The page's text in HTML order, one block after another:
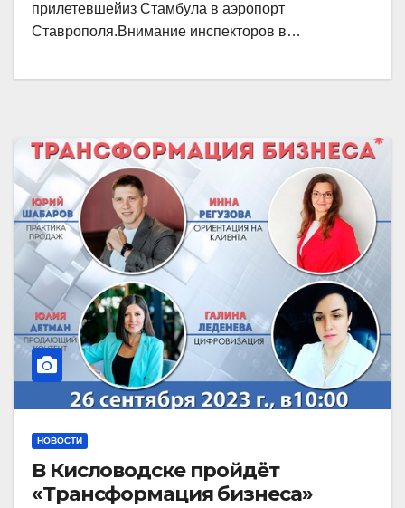
прилетевшейиз Стамбула в аэропорт
Ставрополя.Внимание инспекторов в…
НОВОСТИ
В Кисловодске пройдёт
«Трансформация бизнеса»